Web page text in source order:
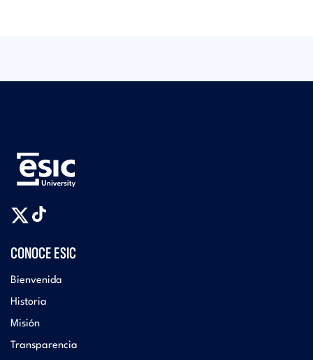
CONOCE ESIC
Bienvenida
Historia
Misión
Transparencia